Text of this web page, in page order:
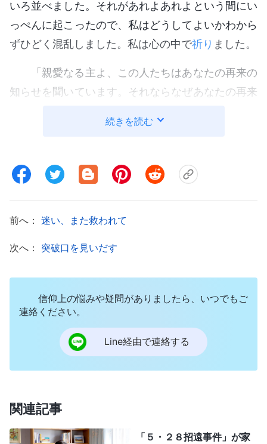
いろ並べました。それがあれよあれよという間にい
っぺんに起こったので、私はどうしてよいかわから
ずひどく混乱しました。私は心の中で祈り ました。
「親愛なる主よ、この人たちはあなたの再来の
知らせを聞いています。それならなぜあなたの再来
でしょうか？ なぜネット上の噂を目にしただけ
しょうか？ 全能神はとても多くの真理を表してお
られます。ということは、全能神があなたの再来で
か？ あの人たちはなぜ全能神への私の信仰に反対
するのでしょうか？ もしかして間違っているのは
いのかわかりません。どうか私をお導きになり道を
お示しください……」
その後、リン兄にその日の出来事を話すと、
彼は私のために、次のような全能神の御言葉を見つ
けてくれました。
もつ認識をむさぼっている。そして、つねに牙と爪
をむき出して、死闘の最期の苦しみの中にある。あ
続きを読む
前へ： 迷い、また救われて
次へ： 突破口を見いだす
信仰上の悩みや疑問がありましたら、いつでもご
連絡ください。
Line経由で連絡する
関連記事
「５・２８招遠事件」が家